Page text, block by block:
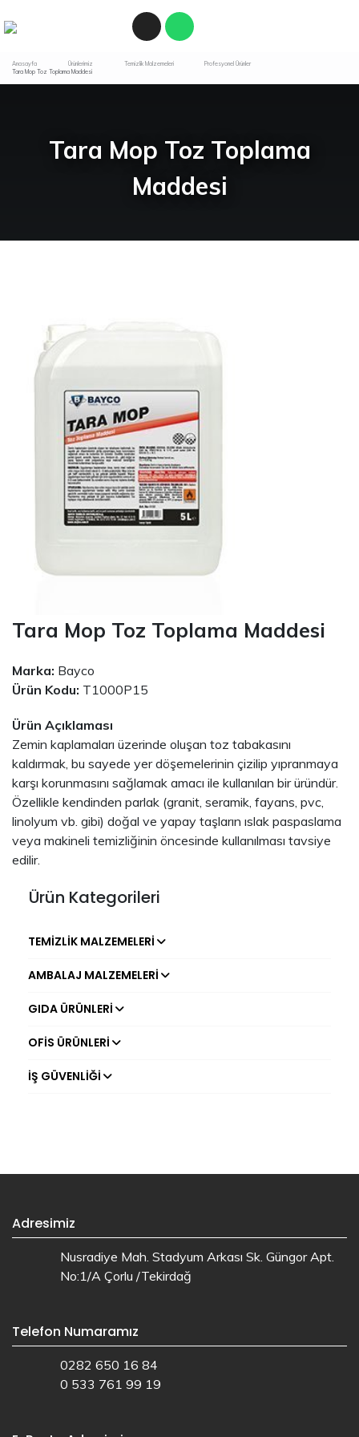
Tara Mop Toz Toplama
Maddesi
Anasayfa Ürünlerimiz Temizlik Malzemeleri
Profesyonel Ürünler
Tara Mop Toz Toplama Maddesi
Ürün Kategorileri
TEMIZLIK MALZEMELERI
AMBALAJ MALZEMELERI
GIDA ÜRÜNLERI
OFIS ÜRÜNLERI
İŞ GÜVENLIĞI
Tara Mop Toz Toplama Maddesi
Marka: Bayco
Ürün Kodu: T1000P15
Ürün Açıklaması
Zemin kaplamaları üzerinde oluşan toz tabakasını
kaldırmak, bu sayede yer döşemelerinin çizilip yıpranmaya
karşı korunmasını sağlamak amacı ile kullanılan bir üründür.
Özellikle kendinden parlak (granit, seramik, fayans, pvc,
linolyum vb. gibi) doğal ve yapay taşların ıslak paspaslama
veya makineli temizliğinin öncesinde kullanılması tavsiye
edilir.
Adresimiz
Nusradiye Mah. Stadyum Arkası Sk. Güngor Apt.
No:1/A Çorlu /Tekirdağ
Telefon Numaramız
0282 650 16 84
0 533 761 99 19